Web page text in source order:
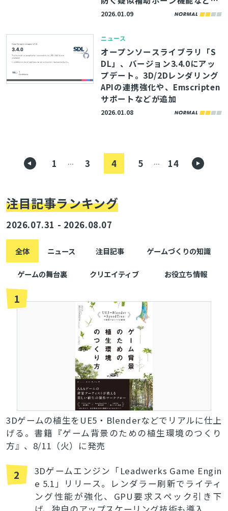
追加
2026.01.09
ニュース
オープンソースライブラリ「S
DL」、バージョン3.4.0にアッ
プデート。3D/2Dレンダリング
APIの連携強化や、Emscripten
サポートなどが追加
2026.01.08
1 … 3 4 5 … 14
注目記事ランキング
2026.07.31 - 2026.08.07
全体 ニュース 注目記事 ゲームづくりの知識
ゲームの舞台裏 クリエイティブ お役立ち情報
1
3Dゲームの植生をUE5・Blenderなどでリアルに仕上
げる。書籍『ゲーム背景のための植生環境のつくり
方』、8/11（火）に発売
2
3Dゲームエンジン「Leadwerks Game Engin
e 5.1」リリース。レンダラー刷新でライティ
ング性能が強化、GPU要求スペック引き下